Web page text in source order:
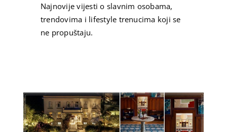
Out & About
Najnovije vijesti o slavnim osobama,
trendovima i lifestyle trenucima koji se
ne propuštaju.